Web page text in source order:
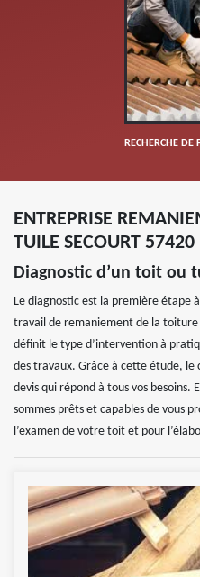
RECHERCHE DE
ENTREPRISE
TUILE SECOURT 57420
Diagnostic d’un toit ou
Le diagnostic est la première étape
travail de remaniement de la toiture
définit le type d’intervention à
des travaux. Grâce à cette étude, le
devis qui répond à tous vos besoins.
sommes prêts et capables de vous
l’examen de votre toit et pour